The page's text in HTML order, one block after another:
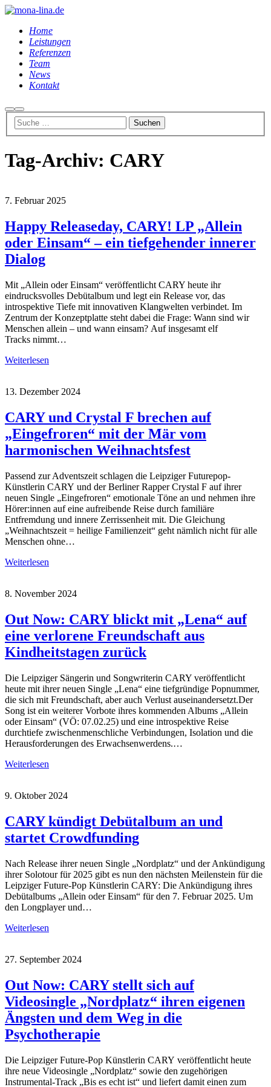
Home
Leistungen
Referenzen
Team
News
Kontakt
Suchen
Hauptmenü
Tag-Archiv: CARY
7. Februar 2025
Happy Releaseday, CARY! LP „Allein
oder Einsam“ – ein tiefgehender innerer
Dialog
Mit „Allein oder Einsam“ veröffentlicht CARY heute ihr
eindrucksvolles Debütalbum und legt ein Release vor, das
introspektive Tiefe mit innovativen Klangwelten verbindet. Im
Zentrum der Konzeptplatte steht dabei die Frage: Wann sind wir
Menschen allein – und wann einsam? Auf insgesamt elf
Tracks nimmt…
Weiterlesen
13. Dezember 2024
CARY und Crystal F brechen auf
„Eingefroren“ mit der Mär vom
harmonischen Weihnachtsfest
Passend zur Adventszeit schlagen die Leipziger Futurepop-
Künstlerin CARY und der Berliner Rapper Crystal F auf ihrer
neuen Single „Eingefroren“ emotionale Töne an und nehmen ihre
Hörer:innen auf eine aufreibende Reise durch familiäre
Entfremdung und innere Zerrissenheit mit. Die Gleichung
„Weihnachtszeit = heilige Familienzeit“ geht nämlich nicht für alle
Menschen ohne…
Weiterlesen
8. November 2024
Out Now: CARY blickt mit „Lena“ auf
eine verlorene Freundschaft aus
Kindheitstagen zurück
Die Leipziger Sängerin und Songwriterin CARY veröffentlicht
heute mit ihrer neuen Single „Lena“ eine tiefgründige Popnummer,
die sich mit Freundschaft, aber auch Verlust auseinandersetzt.Der
Song ist ein weiterer Vorbote ihres kommenden Albums „Allein
oder Einsam“ (VÖ: 07.02.25) und eine introspektive Reise
durchtiefe zwischenmenschliche Verbindungen, Isolation und die
Herausforderungen des Erwachsenwerdens.…
Weiterlesen
9. Oktober 2024
CARY kündigt Debütalbum an und
startet Crowdfunding
Nach Release ihrer neuen Single „Nordplatz“ und der Ankündigung
ihrer Solotour für 2025 gibt es nun den nächsten Meilenstein für die
Leipziger Future-Pop Künstlerin CARY: Die Ankündigung ihres
Debütalbums „Allein oder Einsam“ für den 7. Februar 2025. Um
den Longplayer und…
Weiterlesen
27. September 2024
Out Now: CARY stellt sich auf
Videosingle „Nordplatz“ ihren eigenen
Ängsten und dem Weg in die
Psychotherapie
Die Leipziger Future-Pop Künstlerin CARY veröffentlicht heute
ihre neue Videosingle „Nordplatz“ sowie den zugehörigen
Instrumental-Track „Bis es echt ist“ und liefert damit einen zum